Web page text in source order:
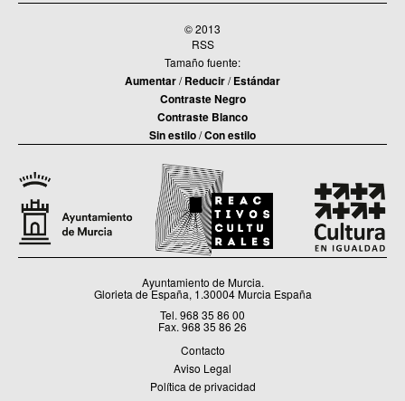
© 2013
RSS
Tamaño fuente:
Aumentar/Reducir/Estándar
Contraste Negro
Contraste Blanco
Sin estilo/Con estilo
Ayuntamiento de Murcia.
Glorieta de España, 1.30004 Murcia España
Tel. 968 35 86 00
Fax. 968 35 86 26
Contacto
Aviso Legal
Política de privacidad